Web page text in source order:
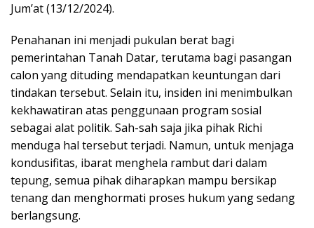
Jum’at (13/12/2024).
Penahanan ini menjadi pukulan berat bagi
pemerintahan Tanah Datar, terutama bagi pasangan
calon yang dituding mendapatkan keuntungan dari
tindakan tersebut. Selain itu, insiden ini menimbulkan
kekhawatiran atas penggunaan program sosial
sebagai alat politik. Sah-sah saja jika pihak Richi
menduga hal tersebut terjadi. Namun, untuk menjaga
kondusifitas, ibarat menghela rambut dari dalam
tepung, semua pihak diharapkan mampu bersikap
tenang dan menghormati proses hukum yang sedang
berlangsung.